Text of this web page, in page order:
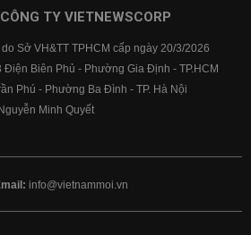
TY VIETNEWSCORP
Sở VH&TT TPHCM cấp ngày 20/3/2026
Điện Biên Phủ - Phường Gia Định - TP.HCM
Phú - Phường Ba Đình - TP. Hà Nội
Nguyễn Minh Quyết
info@vietnammoi.vn